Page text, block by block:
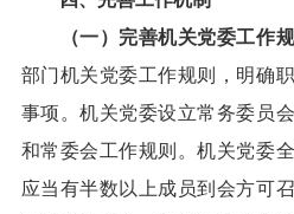
（一）完善机关党委工作
部门机关党委工作规则，明确
事项。机关党委设立常务委员
和常委会工作规则。机关党委
应当有半数以上成员到会方可